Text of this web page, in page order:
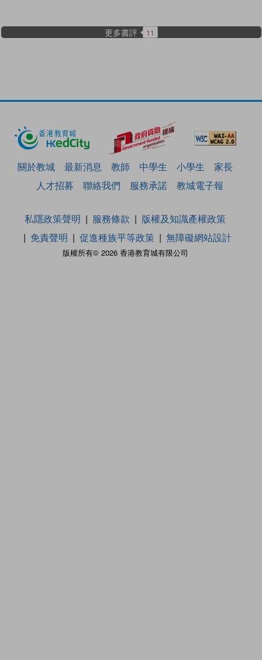
更多書評 11
關於教城 最新消息 教師 中學生 小學生
家長
人才招募
聯絡我們 服務承諾 教城電子報
版權所有© 2026 香港教育城有限公司
私隱政策聲明 服務條款
版權及知識產權政策
免責聲明
促進種族平等政策 無障礙網站設計